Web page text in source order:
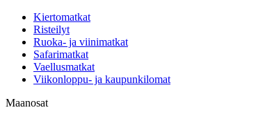
Kiertomatkat
Risteilyt
Ruoka- ja viinimatkat
Safarimatkat
Vaellusmatkat
Viikonloppu- ja kaupunkilomat
Maanosat